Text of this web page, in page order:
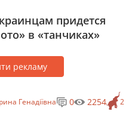
придется
в «танчиках»
рекламу
Генадіївна 2
0 2254